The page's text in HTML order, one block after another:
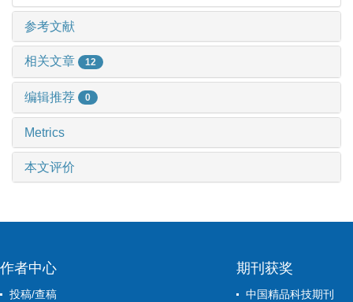
参考文献
相关文章 12
编辑推荐 0
Metrics
本文评价
作者中心
投稿/查稿
期刊获奖
中国精品科技期刊